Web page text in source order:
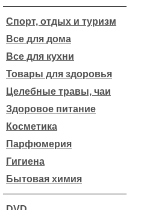
Спорт, отдых и туризм
Все для дома
Все для кухни
Товары для здоровья
Целебные травы, чаи
Здоровое питание
Косметика
Парфюмерия
Гигиена
Бытовая химия